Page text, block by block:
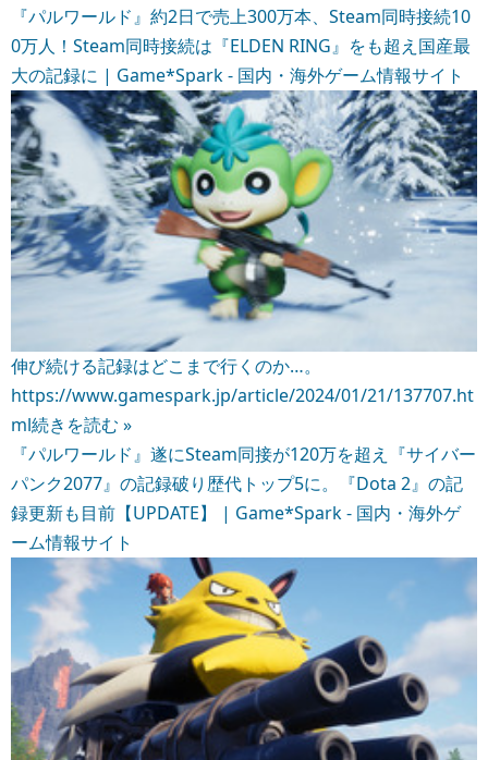
『パルワールド』約2日で売上300万本、Steam同時接続10
0万人！Steam同時接続は『ELDEN RING』をも超え国産最
大の記録に | Game*Spark - 国内・海外ゲーム情報サイト
伸び続ける記録はどこまで行くのか…。
https://www.gamespark.jp/article/2024/01/21/137707.ht
ml続きを読む »
『パルワールド』遂にSteam同接が120万を超え『サイバー
パンク2077』の記録破り歴代トップ5に。『Dota 2』の記
録更新も目前【UPDATE】 | Game*Spark - 国内・海外ゲ
ーム情報サイト